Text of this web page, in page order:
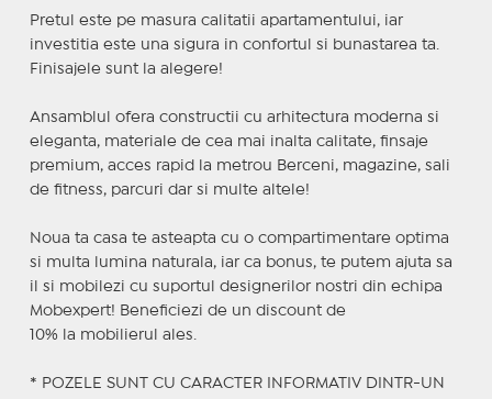
Pretul este pe masura calitatii apartamentului, iar
investitia este una sigura in confortul si bunastarea ta.
Finisajele sunt la alegere!
Ansamblul ofera constructii cu arhitectura moderna si
eleganta, materiale de cea mai inalta calitate, finsaje
premium, acces rapid la metrou Berceni, magazine, sali
de fitness, parcuri dar si multe altele!
Noua ta casa te asteapta cu o compartimentare optima
si multa lumina naturala, iar ca bonus, te putem ajuta sa
il si mobilezi cu suportul designerilor nostri din echipa
Mobexpert! Beneficiezi de un discount de
10% la mobilierul ales.
* POZELE SUNT CU CARACTER INFORMATIV DINTR-UN